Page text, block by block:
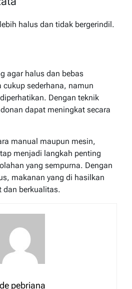
halus dan tidak bergerindil.
agar halus dan bebas
cukup sederhana, namun
Dengan teknik
dapat meningkat secara
manual maupun mesin,
menjadi langkah penting
yang sempurna. Dengan
makanan yang di hasilkan
dan berkualitas.
pebriana